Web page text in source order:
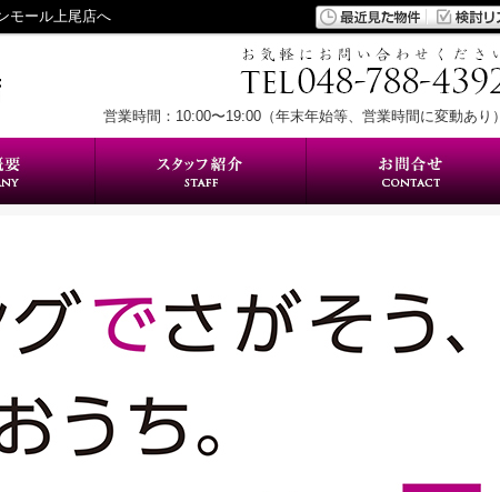
モール上尾店へ
営業時間：10:00〜19:00（年末年始等、営業時間に変動あり）